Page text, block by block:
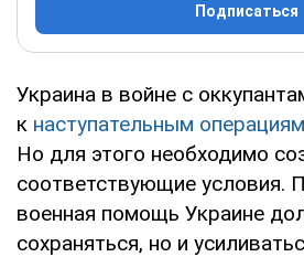
Подписаться
Украина в войне с
к наступательным операциям
Но для этого необходимо
соответствующие условия.
военная помощь Украине
сохраняться, но и